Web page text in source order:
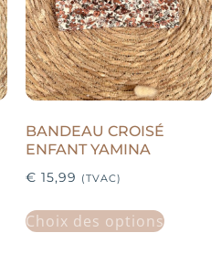
BANDEAU CROISÉ
ENFANT YAMINA
€ 15,99 (TVAC)
Choix des options